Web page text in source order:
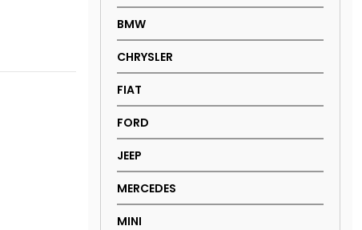
BMW
CHRYSLER
FIAT
FORD
JEEP
MERCEDES
MINI